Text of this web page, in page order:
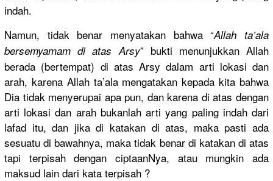
indah.
Namun, tidak benar menyatakan bahwa “Allah ta’ala
bersemyamam di atas Arsy” bukti menunjukkan Allah
berada (bertempat) di atas Arsy dalam arti lokasi dan
arah, karena Allah ta’ala mengatakan kepada kita bahwa
Dia tidak menyerupai apa pun, dan karena di atas dengan
arti lokasi dan arah bukanlah arti yang paling indah dari
lafad itu, dan jika di katakan di atas, maka pasti ada
sesuatu di bawahnya, maka tidak benar di katakan di atas
tapi terpisah dengan ciptaanNya, atau mungkin ada
maksud lain dari kata terpisah ?